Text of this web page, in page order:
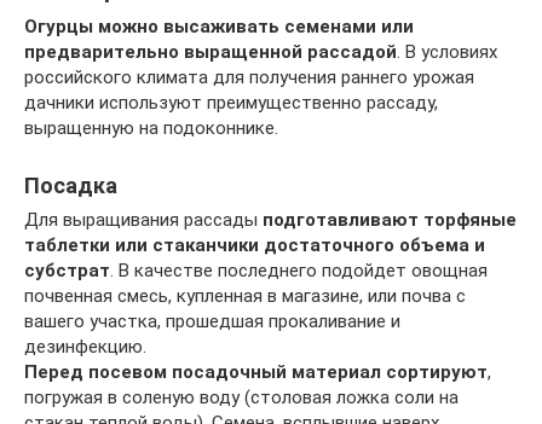
Огурцы можно высаживать семенами или
предварительно выращенной рассадой . В условиях
российского климата для получения раннего урожая
дачники используют преимущественно рассаду,
выращенную на подоконнике.
Посадка
Для выращивания рассады подготавливают торфяные
таблетки или стаканчики достаточного объема и
субстрат . В качестве последнего подойдет овощная
почвенная смесь, купленная в магазине, или почва с
вашего участка, прошедшая прокаливание и
дезинфекцию.
Перед посевом посадочный материал сортируют,
погружая в соленую воду (столовая ложка соли на